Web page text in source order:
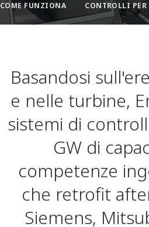
COME FUNZIONA CONTROLLI
Basandosi
e nelle turbine,
sistemi di
GW di
competenze
che retrofit
Siemens,